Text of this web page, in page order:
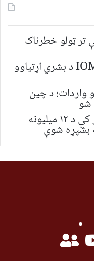
ټولو خطرناک
افغانستان کې اقلیمي بدلون؛ IOM د بشري اړتیاوو
واردات؛ د چین
د چغه او آقتاش پلونه؛ په کندز کې د ۱۲ میلیونه